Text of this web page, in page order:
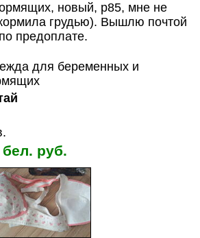
новый, р85, мне не
грудью). Вышлю почтой
предоплате.
для беременных и
бел. руб.